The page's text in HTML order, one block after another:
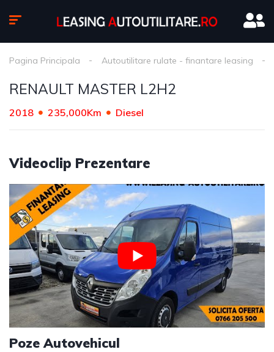
Pagina Principala Autoutilitare rulate - finantare leasing
RENAULT MASTER L2H2
2018 235,000Km Diesel
Videoclip Prezentare
Poze Autovehicul